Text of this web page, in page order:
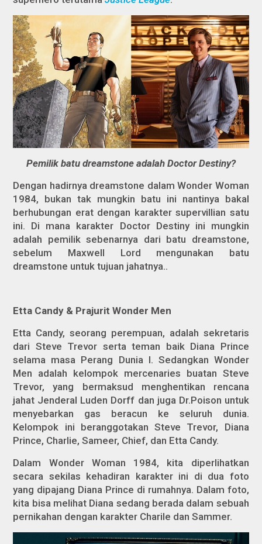
Pemilik batu dreamstone adalah Doctor Destiny?
Dengan hadirnya dreamstone dalamWonder Woman
1984, bukan tak mungkin batu ini nantinya bakal
berhubungan erat dengan karakter supervillian satu
ini. Di mana karakter Doctor Destiny ini mungkin
adalah pemilik sebenarnya dari batu dreamstone,
sebelum Maxwell Lord mengunakan batu
dreamstone untuk tujuan jahatnya..
Etta Candy & Prajurit Wonder Men
Etta Candy, seorang perempuan, adalah sekretaris
dari Steve Trevor serta teman baik Diana Prince
selama masa Perang Dunia I. Sedangkan Wonder
Men adalah kelompok mercenaries buatan Steve
Trevor, yang bermaksud menghentikan rencana
jahat Jenderal Luden Dorff dan juga Dr.Poison untuk
menyebarkan gas beracun ke seluruh dunia.
Kelompok ini beranggotakan Steve Trevor, Diana
Prince, Charlie, Sameer, Chief, dan Etta Candy.
Dalam Wonder Woman 1984, kita diperlihatkan
secara sekilas kehadiran karakter ini di dua foto
yang dipajang Diana Prince di rumahnya. Dalam foto,
kita bisa melihat Diana sedang berada dalam sebuah
pernikahan dengan karakter Charile dan Sammer.